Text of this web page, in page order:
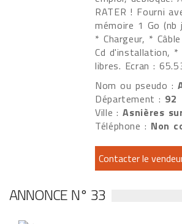
RATER ! Fourni
mémoire 1 Go (nb
* Chargeur, *
Cd d'installation,
libres. Ecran :
Nom ou pseudo :
Département : 92
Ville :Asnières
Téléphone : Non
ANNONCE N° 33